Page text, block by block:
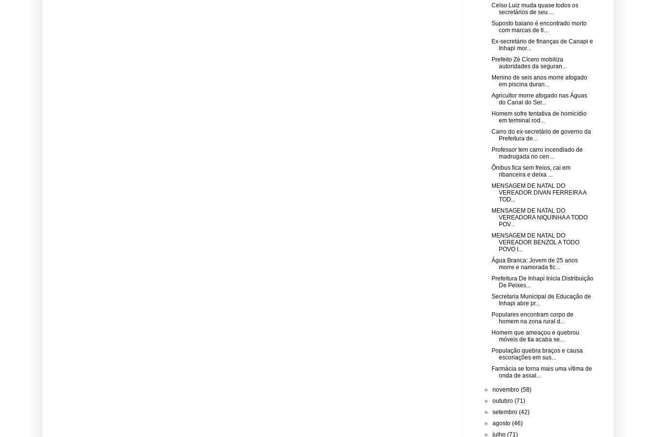
Celso Luiz muda quase todos os
secretários de seu ...
Suposto baiano é encontrado morto
com marcas de ti...
Ex-secretário de finanças de Canapi e
Inhapi mor...
Prefeito Zé Cícero mobiliza
autoridades da seguran...
Menino de seis anos morre afogado
em piscina duran...
Agricultor morre afogado nas Águas
do Canal do Ser...
Homem sofre tentativa de homicídio
em terminal rod...
Carro do ex-secretário de governo da
Prefeitura de...
Professor tem carro incendiado de
madrugada no cen...
Ônibus fica sem freios, cai em
ribanceira e deixa ...
MENSAGEM DE NATAL DO
VEREADOR DIVAN FERREIRA A
TOD...
MENSAGEM DE NATAL DO
VEREADORA NIQUINHA A TODO
POV...
MENSAGEM DE NATAL DO
VEREADOR BENZOL A TODO
POVO I...
Água Branca: Jovem de 25 anos
morre e namorada fic...
Prefeitura De Inhapi Inicia Distribuição
De Peixes...
Secretaria Municipal de Educação de
Inhapi abre pr...
Populares encontram corpo de
homem na zona rural d...
Homem que ameaçou e quebrou
móveis de tia acaba se...
População quebra braços e causa
escoriações em sus...
Farmácia se torna mais uma vítima de
onda de assal...
►novembro(58)
►outubro(71)
►setembro(42)
►agosto(46)
►julho(71)